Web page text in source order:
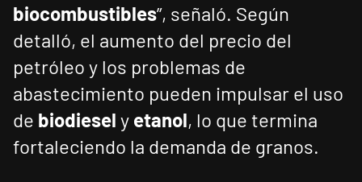
biocombustibles”, señaló. Según
detalló, el aumento del precio del
petróleo y los problemas de
abastecimiento pueden impulsar el uso
de biodiesel y etanol, lo que termina
fortaleciendo la demanda de granos.